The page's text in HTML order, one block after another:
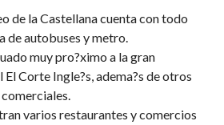
de la Castellana cuenta con todo
de autobuses y metro.
muy pro?ximo a la gran
Corte Ingle?s, adema?s de otros
varios restaurantes y comercios